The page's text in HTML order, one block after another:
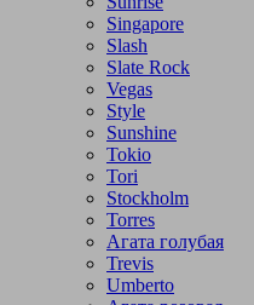
Singapore
Slash
Slate Rock
Vegas
Style
Sunshine
Tokio
Tori
Stockholm
Torres
Агата голубая
Trevis
Umberto